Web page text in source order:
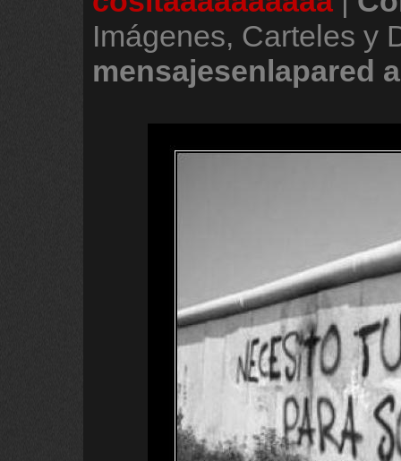
Imágenes, Carteles y
mensajesenlapared